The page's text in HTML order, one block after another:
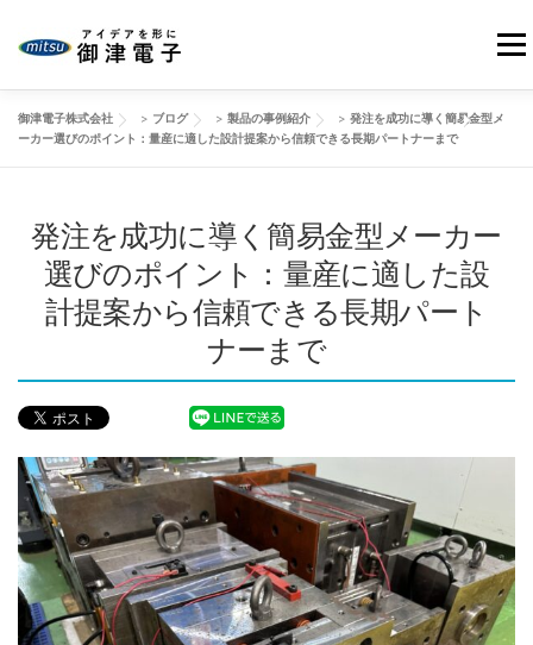
ン
メニ
HOME 当社の強み 御津電子の品質 事業紹介
会社情報 製品事例 改善動画 ブログ
お問い合わせ
御津電子株式会社 > ブログ > 製品の事例紹介 > 発注を成功に導く簡易金型メ
ーカー選びのポイント：量産に適した設計提案から信頼できる長期パートナーまで
発注を成功に導く簡易金型メーカー
選びのポイント：量産に適した設
計提案から信頼できる長期パート
ナーまで